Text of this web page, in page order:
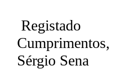
Registado
Cumprimentos,
Sérgio Sena